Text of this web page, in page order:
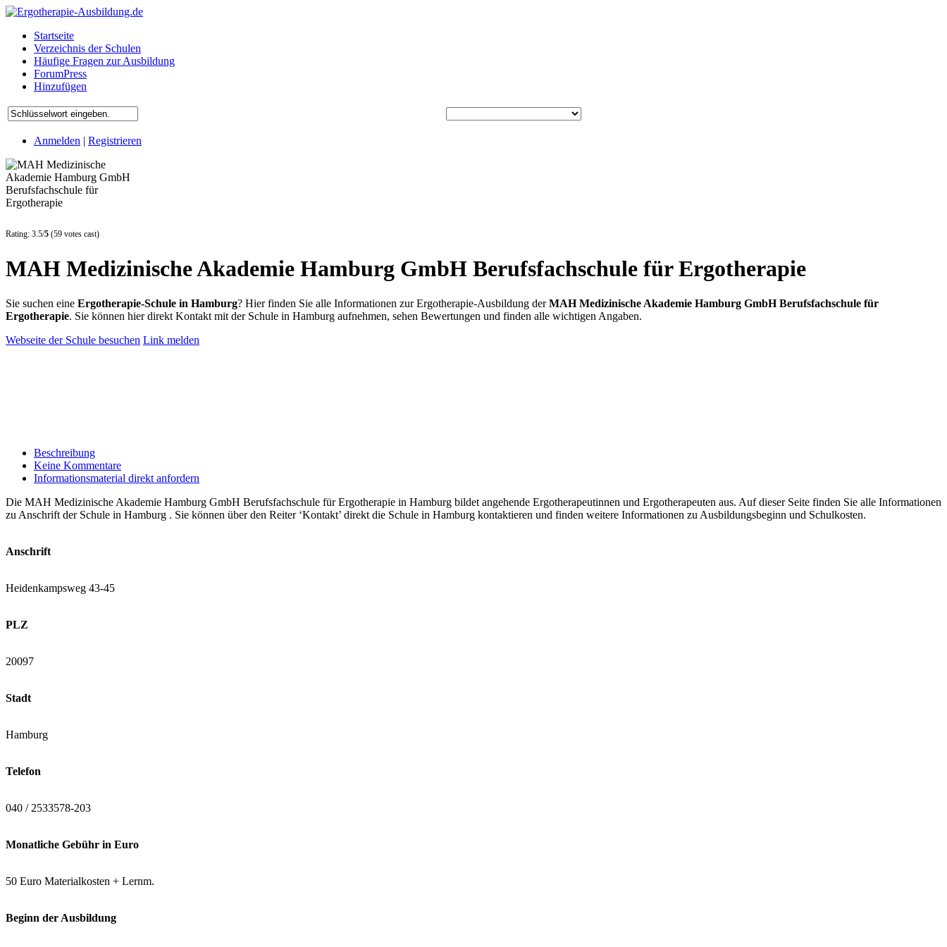
Startseite
Verzeichnis der Schulen
Häufige Fragen zur Ausbildung
ForumPress
Hinzufügen
Anmelden | Registrieren
Rating: 3.5/5 (59 votes cast)
MAH Medizinische Akademie Hamburg GmbH Berufsfachschule für Ergotherapie
Sie suchen eine Ergotherapie-Schule in Hamburg? Hier finden Sie alle Informationen zur Ergotherapie-Ausbildung derMAH Medizinische Akademie Hamburg GmbH Berufsfachschule für
Ergotherapie. Sie können hier direkt Kontakt mit der Schule in Hamburg aufnehmen, sehen Bewertungen und finden alle wichtigen Angaben.
Webseite der Schule besuchen Link melden
Beschreibung
Keine Kommentare
Informationsmaterial direkt anfordern
Die MAH Medizinische Akademie Hamburg GmbH Berufsfachschule für Ergotherapie in Hamburg bildet angehende Ergotherapeutinnen und Ergotherapeuten aus. Auf dieser Seite finden Sie alle Informationen
zu Anschrift der Schule in Hamburg . Sie können über den Reiter ‘Kontakt’ direkt die Schule in Hamburg kontaktieren und finden weitere Informationen zu Ausbildungsbeginn und Schulkosten.
Anschrift
Heidenkampsweg 43-45
PLZ
20097
Stadt
Hamburg
Telefon
040 / 2533578-203
Monatliche Gebühr in Euro
50 Euro Materialkosten + Lernm.
Beginn der Ausbildung